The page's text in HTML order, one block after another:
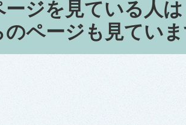
ージを見ている人は
のページも見てい